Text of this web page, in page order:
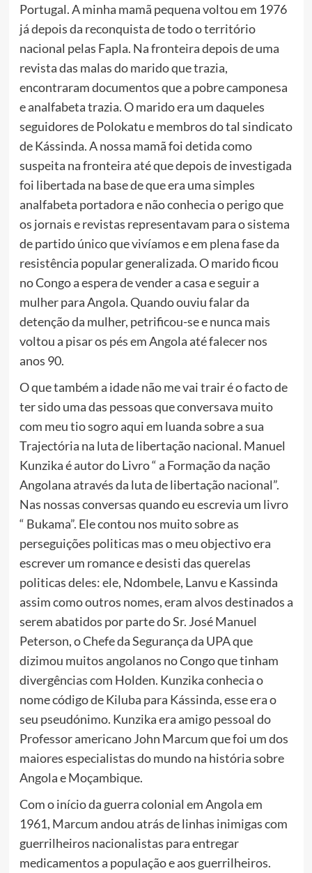
Portugal. A minha mamã pequena voltou em 1976
já depois da reconquista de todo o território
nacional pelas Fapla. Na fronteira depois de uma
revista das malas do marido que trazia,
encontraram documentos que a pobre camponesa
e analfabeta trazia. O marido era um daqueles
seguidores de Polokatu e membros do tal sindicato
de Kássinda. A nossa mamã foi detida como
suspeita na fronteira até que depois de investigada
foi libertada na base de que era uma simples
analfabeta portadora e não conhecia o perigo que
os jornais e revistas representavam para o sistema
de partido único que vivíamos e em plena fase da
resistência popular generalizada. O marido ficou
no Congo a espera de vender a casa e seguir a
mulher para Angola. Quando ouviu falar da
detenção da mulher, petrificou-se e nunca mais
voltou a pisar os pés em Angola até falecer nos
anos 90.
O que também a idade não me vai trair é o facto de
ter sido uma das pessoas que conversava muito
com meu tio sogro aqui em luanda sobre a sua
Trajectória na luta de libertação nacional. Manuel
Kunzika é autor do Livro “ a Formação da nação
Angolana através da luta de libertação nacional”.
Nas nossas conversas quando eu escrevia um livro
“ Bukama”. Ele contou nos muito sobre as
perseguições politicas mas o meu objectivo era
escrever um romance e desisti das querelas
politicas deles: ele, Ndombele, Lanvu e Kassinda
assim como outros nomes, eram alvos destinados a
serem abatidos por parte do Sr. José Manuel
Peterson, o Chefe da Segurança da UPA que
dizimou muitos angolanos no Congo que tinham
divergências com Holden. Kunzika conhecia o
nome código de Kiluba para Kássinda, esse era o
seu pseudónimo. Kunzika era amigo pessoal do
Professor americano John Marcum que foi um dos
maiores especialistas do mundo na história sobre
Angola e Moçambique.
Com o início da guerra colonial em Angola em
1961, Marcum andou atrás de linhas inimigas com
guerrilheiros nacionalistas para entregar
medicamentos a população e aos guerrilheiros.